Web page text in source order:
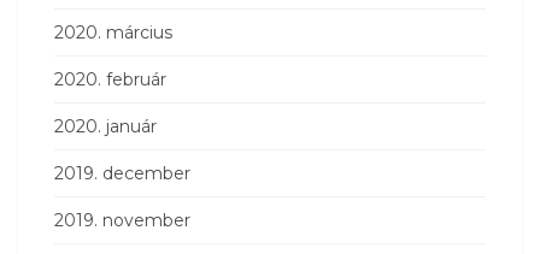
2020. március
2020. február
2020. január
2019. december
2019. november